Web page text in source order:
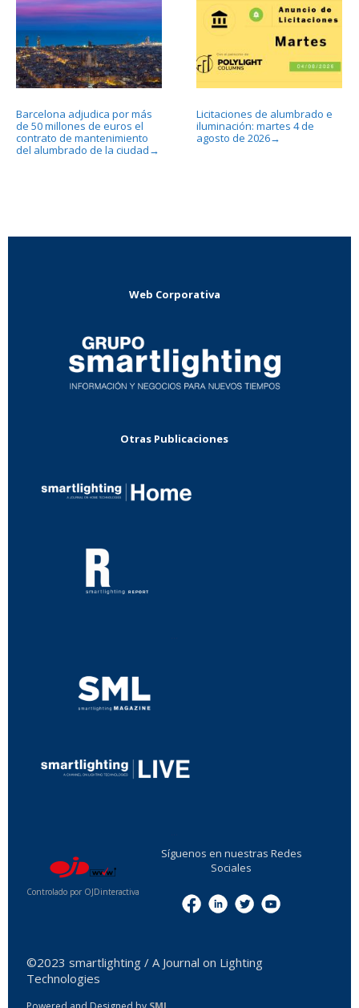
Barcelona adjudica por más
de 50 millones de euros el
contrato de mantenimiento
del alumbrado de la ciudad →
Licitaciones de alumbrado e
iluminación: martes 4 de
agosto de 2026→
Web Corporativa
Otras Publicaciones
Controlado por OJDinteractiva
Síguenos en nuestras Redes
Sociales
©2023 smartlighting / A Journal on Lighting
Technologies